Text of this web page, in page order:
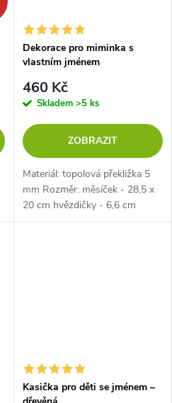
Dekorace pro miminka s
vlastním jménem
460 Kč
Skladem >5 ks
ZOBRAZIT
Materiál: topolová překližka 5
mm Rozměr: měsíček - 28,5 x
20 cm hvězdičky - 6,6 cm
jméno - záleží na délce jména
Kasička pro děti se jménem –